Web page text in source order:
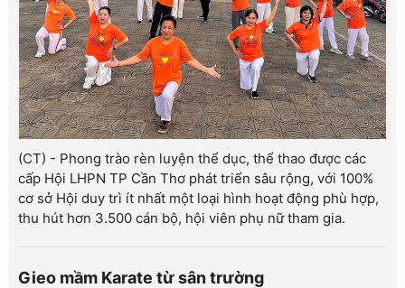
(CT) - Phong trào rèn luyện thể dục, thể thao được các
cấp Hội LHPN TP Cần Thơ phát triển sâu rộng, với 100%
cơ sở Hội duy trì ít nhất một loại hình hoạt động phù hợp,
thu hút hơn 3.500 cán bộ, hội viên phụ nữ tham gia.
Gieo mầm Karate từ sân trường